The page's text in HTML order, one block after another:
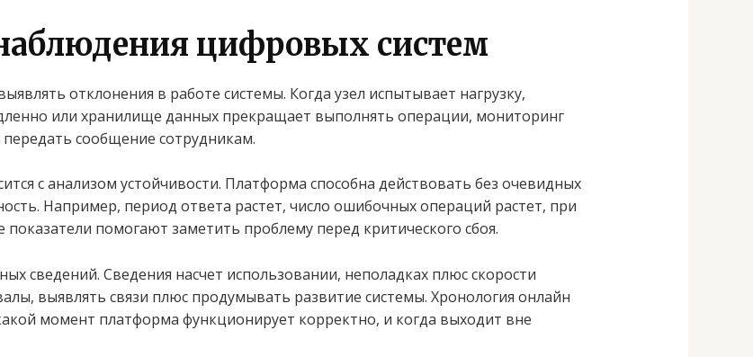
цифровых систем
отклонения в работе системы. Когда узел испытывает нагрузку,
или хранилище данных прекращает выполнять операции, мониторинг
сообщение сотрудникам.
с анализом устойчивости. Платформа способна действовать без очевидных
Например, период ответа растет, число ошибочных операций растет, при
показатели помогают заметить проблему перед критического сбоя.
сведений. Сведения насчет использовании, неполадках плюс скорости
выявлять связи плюс продумывать развитие системы. Хронология онлайн
момент платформа функционирует корректно, и когда выходит вне